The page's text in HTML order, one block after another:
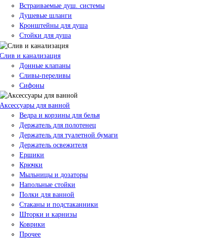
Встраиваемые душ. системы
Душевые шланги
Кронштейны для душа
Стойки для душа
Слив и канализация
Донные клапаны
Сливы-переливы
Сифоны
Аксессуары для ванной
Ведра и корзины для белья
Держатель для полотенец
Держатель для туалетной бумаги
Держатель освежителя
Ершики
Крючки
Мыльницы и дозаторы
Напольные стойки
Полки для ванной
Стаканы и подстаканники
Шторки и карнизы
Коврики
Прочее